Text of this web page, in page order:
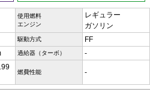
使用燃料
エンジン
レギュラー
ガソリン
駆動方式 FF
過給器（ターボ） -
燃費性能 -